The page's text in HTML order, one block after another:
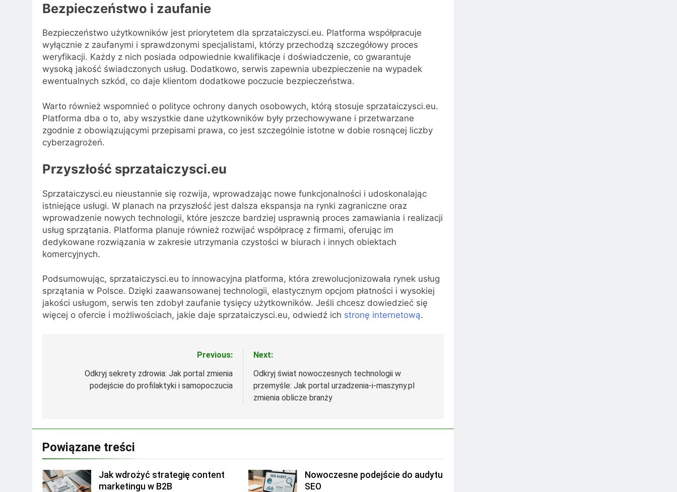
Bezpieczeństwo i zaufanie
Bezpieczeństwo użytkowników jest priorytetem dla sprzataiczysci.eu. Platforma współpracuje
wyłącznie z zaufanymi i sprawdzonymi specjalistami, którzy przechodzą szczegółowy proces
weryfikacji. Każdy z nich posiada odpowiednie kwalifikacje i doświadczenie, co gwarantuje
wysoką jakość świadczonych usług. Dodatkowo, serwis zapewnia ubezpieczenie na wypadek
ewentualnych szkód, co daje klientom dodatkowe poczucie bezpieczeństwa.
Warto również wspomnieć o polityce ochrony danych osobowych, którą stosuje sprzataiczysci.eu.
Platforma dba o to, aby wszystkie dane użytkowników były przechowywane i przetwarzane
zgodnie z obowiązującymi przepisami prawa, co jest szczególnie istotne w dobie rosnącej liczby
cyberzagrożeń.
Przyszłość sprzataiczysci.eu
Sprzataiczysci.eu nieustannie się rozwija, wprowadzając nowe funkcjonalności i udoskonalając
istniejące usługi. W planach na przyszłość jest dalsza ekspansja na rynki zagraniczne oraz
wprowadzenie nowych technologii, które jeszcze bardziej usprawnią proces zamawiania i realizacji
usług sprzątania. Platforma planuje również rozwijać współpracę z firmami, oferując im
dedykowane rozwiązania w zakresie utrzymania czystości w biurach i innych obiektach
komercyjnych.
Podsumowując, sprzataiczysci.eu to innowacyjna platforma, która zrewolucjonizowała rynek usług
sprzątania w Polsce. Dzięki zaawansowanej technologii, elastycznym opcjom płatności i wysokiej
jakości usługom, serwis ten zdobył zaufanie tysięcy użytkowników. Jeśli chcesz dowiedzieć się
więcej o ofercie i możliwościach, jakie daje sprzataiczysci.eu, odwiedź ich stronę internetową.
Previous:
Odkryj sekrety zdrowia: Jak portal zmienia
podejście do profilaktyki i samopoczucia
Next:
Odkryj świat nowoczesnych technologii w
przemyśle: Jak portal urzadzenia-i-maszyny.pl
zmienia oblicze branży
Powiązane treści
Jak wdrożyć strategię content
marketingu w B2B
Nowoczesne podejście do audytu
SEO